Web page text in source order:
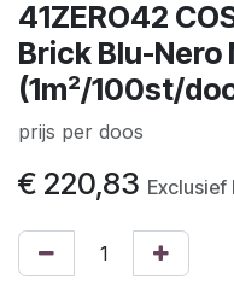
41ZERO42
Brick Blu-Nero
(1m²/100st/
prijs per doos
€ 220,83 Exclusief